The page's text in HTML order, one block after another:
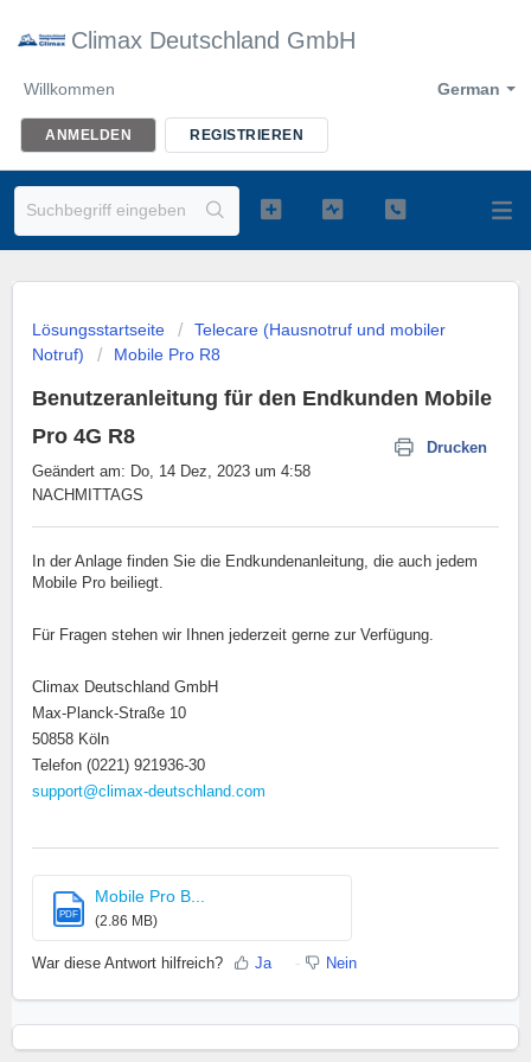
Climax Deutschland GmbH
German
Willkommen
ANMELDEN REGISTRIEREN
Lösungsstartseite
Telecare (Hausnotruf und mobiler
Notruf)
Mobile Pro R8
Benutzeranleitung für den Endkunden Mobile
Pro 4G R8
Drucken
Geändert am: Do, 14 Dez, 2023 um 4:58
NACHMITTAGS
In der Anlage finden Sie die Endkundenanleitung, die auch jedem
Mobile Pro beiliegt.
Für Fragen stehen wir Ihnen jederzeit gerne zur Verfügung.
Climax Deutschland GmbH
Max-Planck-Straße 10
50858 Köln
Telefon (0221) 921936-30
support@climax-deutschland.com
PDF
Mobile Pro B...
(2.86 MB)
War diese Antwort hilfreich? Ja Nein